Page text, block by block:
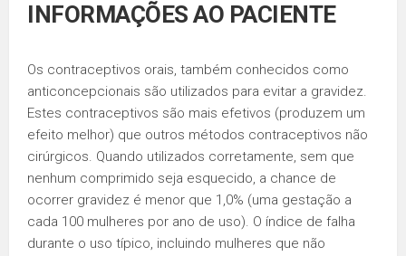
INFORMAÇÕES AO PACIENTE
Os contraceptivos orais, também conhecidos como
anticoncepcionais são utilizados para evitar a gravidez.
Estes contraceptivos são mais efetivos (produzem um
efeito melhor) que outros métodos contraceptivos não
cirúrgicos. Quando utilizados corretamente, sem que
nenhum comprimido seja esquecido, a chance de
ocorrer gravidez é menor que 1,0% (uma gestação a
cada 100 mulheres por ano de uso). O índice de falha
durante o uso típico, incluindo mulheres que não